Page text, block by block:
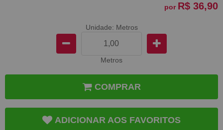
por R$ 36,90
Unidade: Metros
Metros
COMPRAR
ADICIONAR AOS FAVORITOS